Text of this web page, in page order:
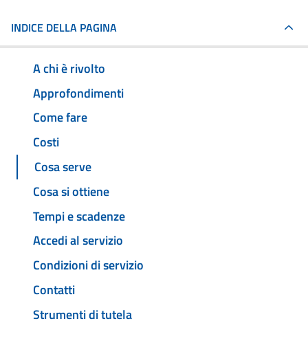
INDICE DELLA PAGINA
A chi è rivolto
Approfondimenti
Come fare
Costi
Cosa serve
Cosa si ottiene
Tempi e scadenze
Accedi al servizio
Condizioni di servizio
Contatti
Strumenti di tutela